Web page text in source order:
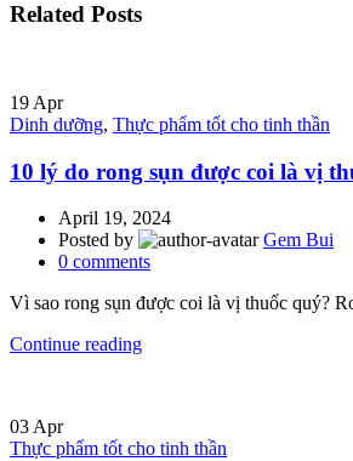
Related Posts
19 Apr
Dinh dưỡng, Thực phẩm tốt cho tinh thần
10 lý do rong sụn được coi là vị
April 19, 2024
Posted by
Gem Bui
0 comments
Vì sao rong sụn được coi là vị thuốc quý?
Continue reading
03 Apr
Thực phẩm tốt cho tinh thần